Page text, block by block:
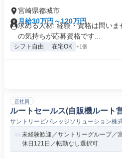
宮崎県都城市
月給30万円～120万円
求める人材: 経験・資格は問い
の気持ちが応募資格です...
シフト自由 在宅OK +1個
正社員
ルートセールス(自販機ルート
サントリービバレッジソリューション株
未経験歓迎／サントリーグループ／
休日121日／転勤なし選択可